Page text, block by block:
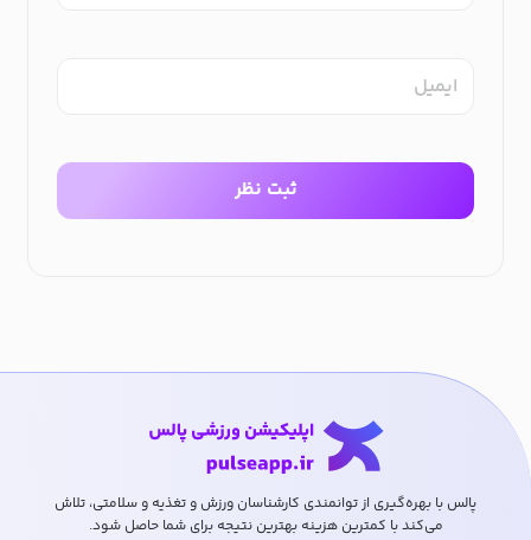
ایمیل
ثبت نظر
پالس با بهره‌گیری از توانمندی کارشناسان ورزش و تغذیه و سلامتی، تلاش
می‌کند با کمترین هزینه بهترین نتیجه برای شما حاصل شود.